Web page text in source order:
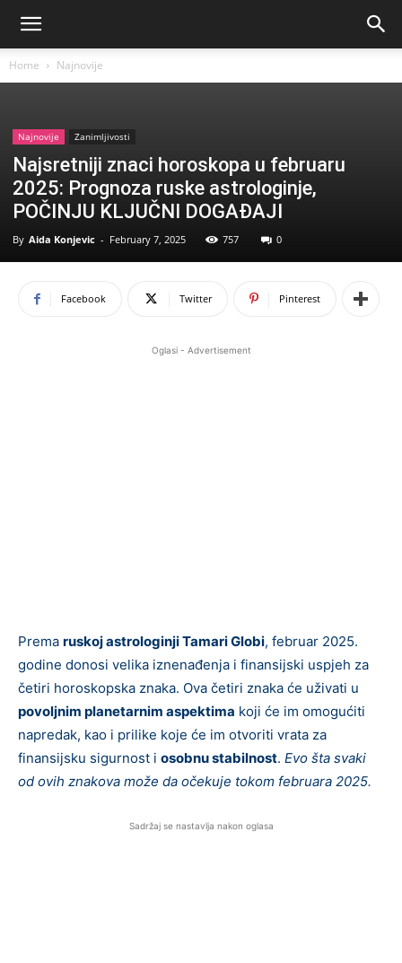
Home Najnovije
Najnovije Zanimljivosti
Najsretniji znaci horoskopa u februaru
2025: Prognoza ruske astrologinje,
POČINJU KLJUČNI DOGAĐAJI
By Aida Konjevic - February 7, 2025 757 0
Facebook Twitter Pinterest
Oglasi - Advertisement
Prema ruskoj astrologinji Tamari Globi, februar 2025.
godine donosi velika iznenađenja i finansijski uspjeh za
četiri horoskopska znaka. Ova četiri znaka će uživati u
povoljnim planetarnim aspektima koji će im omogućiti
napredak, kao i prilike koje će im otvoriti vrata za
finansijsku sigurnost i osobnu stabilnost. Evo šta svaki
od ovih znakova može da očekuje tokom februara 2025.
Sadržaj se nastavlja nakon oglasa